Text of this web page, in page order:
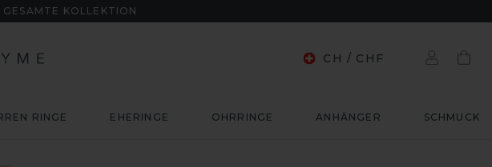
KOLLEKTION
CH / CHF
RINGE EHERINGE OHRRINGE ANHÄNGER SCHMUCK